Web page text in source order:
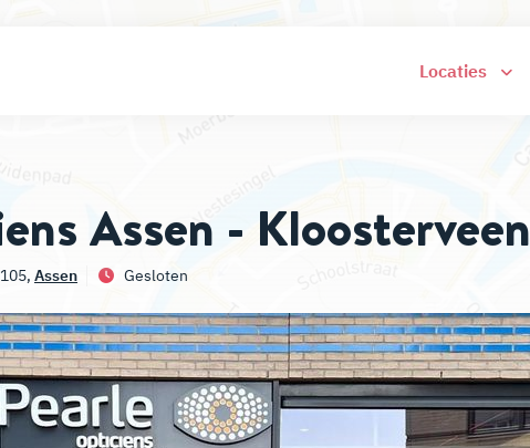
Locaties
Assen - Kloosterveen
Assen Gesloten